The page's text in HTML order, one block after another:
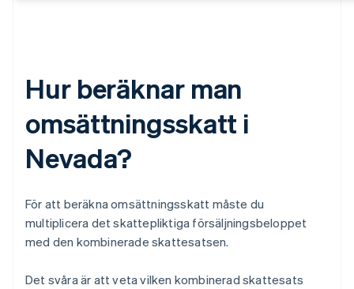
Hur beräknar man
omsättningsskatt i
Nevada?
För att beräkna omsättningsskatt måste du
multiplicera det skattepliktiga försäljningsbeloppet
med den kombinerade skattesatsen.
Det svåra är att veta vilken kombinerad skattesats